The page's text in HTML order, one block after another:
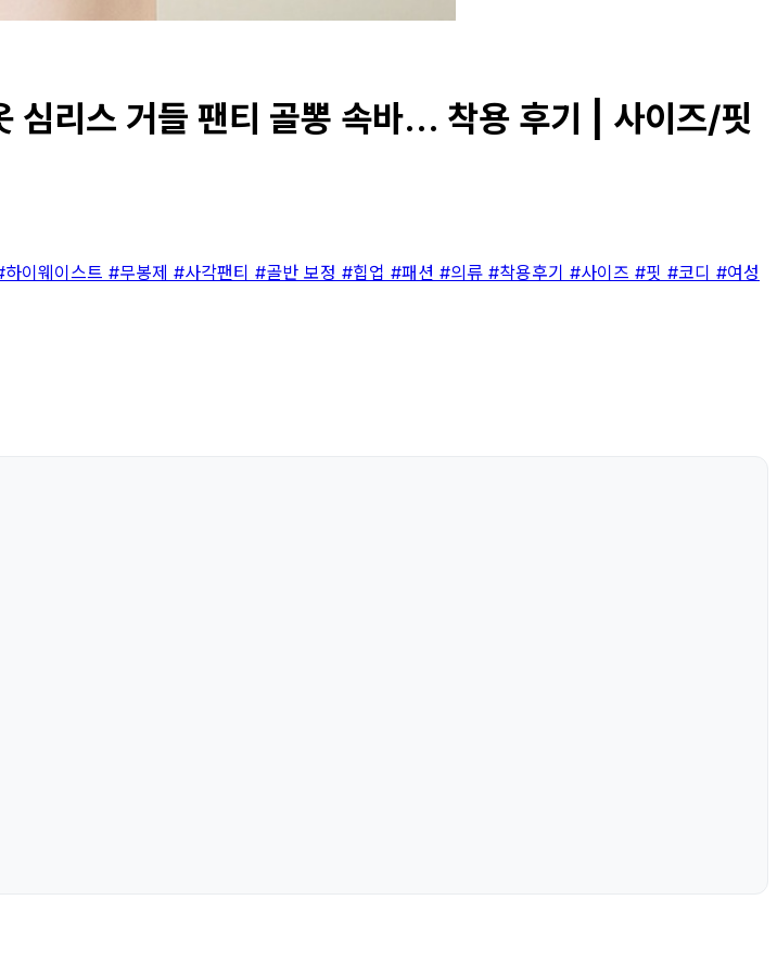
심리스 거들 팬티 골뽕 속바... 착용 후기 | 사이즈/핏
하이웨이스트 #무봉제 #사각팬티 #골반 보정 #힙업 #패션 #의류 #착용후기 #사이즈 #핏 #코디 #여성